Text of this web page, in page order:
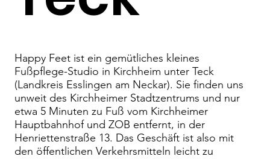
Happy Feet ist ein gemütliches kleines
Fußpflege-Studio in Kirchheim unter Teck
(Landkreis Esslingen am Neckar). Sie finden uns
unweit des Kirchheimer Stadtzentrums und nur
etwa 5 Minuten zu Fuß vom Kirchheimer
Hauptbahnhof und ZOB entfernt, in der
Henriettenstraße 13. Das Geschäft ist also mit
den öffentlichen Verkehrsmitteln leicht zu